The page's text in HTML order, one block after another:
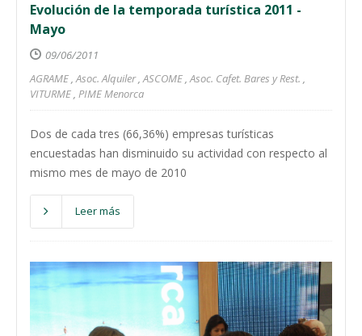
Evolución de la temporada turística 2011 -
Mayo
09/06/2011
AGRAME,Asoc. Alquiler,ASCOME,Asoc. Cafet. Bares y Rest. ,
VITURME, PIME Menorca
Dos de cada tres (66,36%) empresas turísticas
encuestadas han disminuido su actividad con respecto al
mismo mes de mayo de 2010
Leer más